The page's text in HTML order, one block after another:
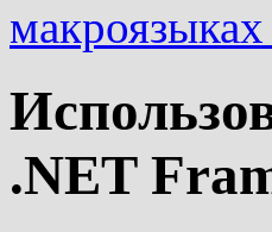
.NET